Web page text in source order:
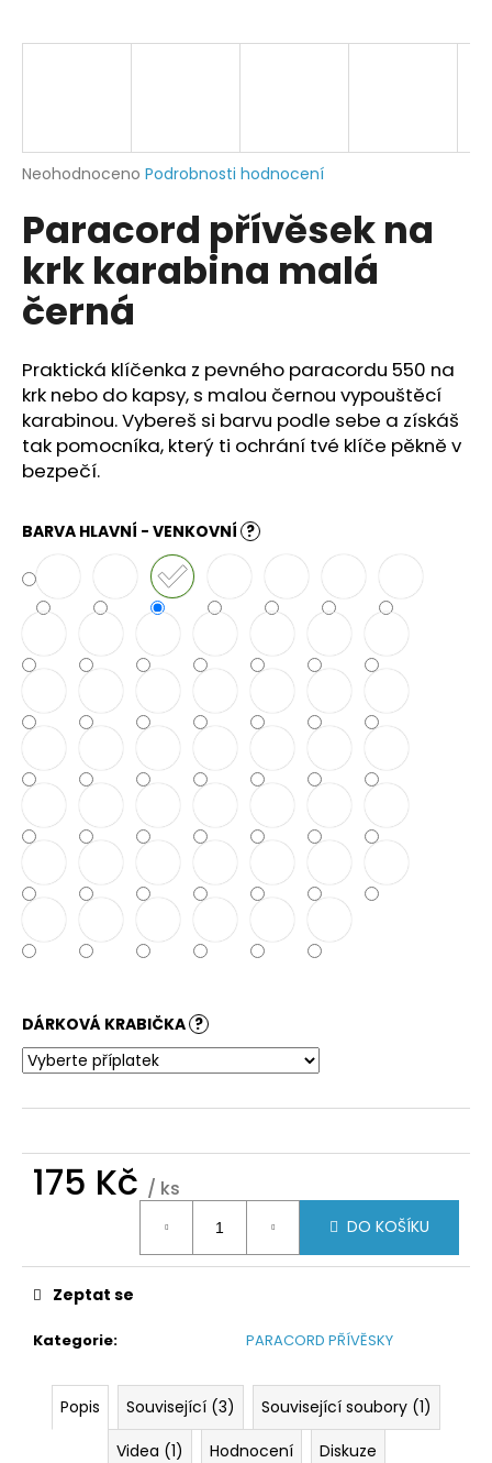
Průměrné
produktu
je
0,0
5
hvězdiček.
Neohodnoceno Podrobnosti hodnocení
Paracord přívěsek na
krk karabina malá
černá
Praktická klíčenka z pevného paracordu 550 na
krk nebo do kapsy, s malou černou vypouštěcí
karabinou.Vybereš si barvu podle sebe a získáš
tak pomocníka, který ti ochrání tvé klíče pěkně v
bezpečí.
BARVA HLAVNÍ - VENKOVNÍ ?
DÁRKOVÁ KRABIČKA ?
175 Kč / ks
DO KOŠÍKU
Kategorie: PARACORD PŘÍVĚSKY
Zeptat se
Popis Související (3)
Související soubory (1)
Videa (1)
Hodnocení Diskuze
j
?
HLEDAT
o
p
o
r
u
u
j
e
m
e